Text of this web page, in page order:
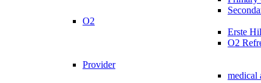
O2
Erste
O2
Provider
medical